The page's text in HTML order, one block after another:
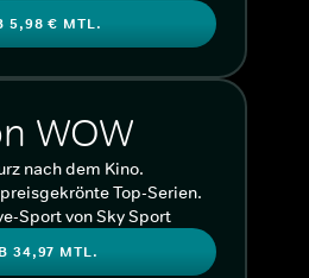
5,98 € MTL.
WOW
nach dem Kino.
Top-Serien.
Sport von Sky Sport
34,97 MTL.